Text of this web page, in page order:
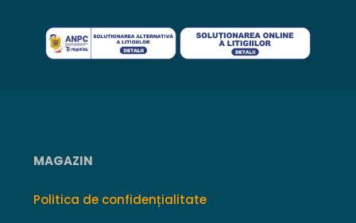
MAGAZIN
Politica de confidențialitate